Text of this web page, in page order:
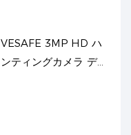
VESAFE 3MP HD ハ
ンティングカメラ デ